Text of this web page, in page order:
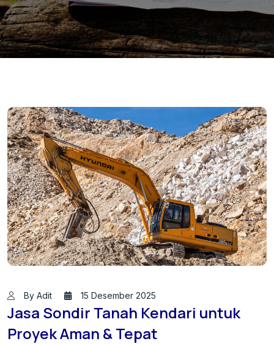
By Adit 15 Desember 2025
Jasa Sondir Tanah Kendari untuk
Proyek Aman & Tepat